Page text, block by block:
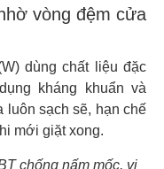
vòng đệm cửa
dùng chất liệu đặc
kháng khuẩn và
luôn sạch sẽ, hạn chế
mới giặt xong.